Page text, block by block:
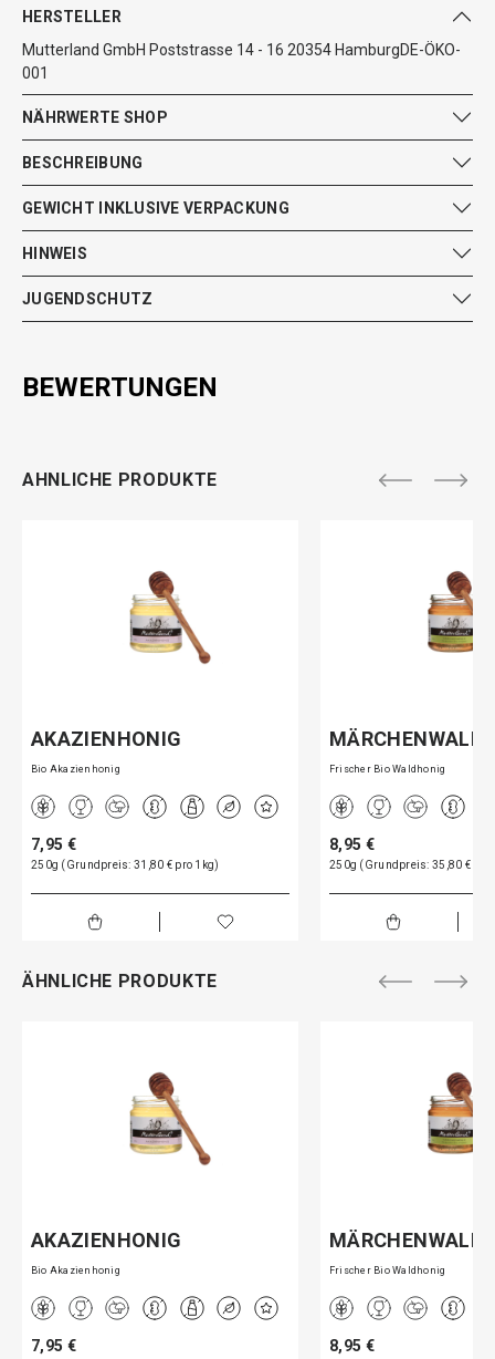
HERSTELLER
Mutterland GmbH Poststrasse 14 - 16 20354 HamburgDE-ÖKO-
001
NÄHRWERTE SHOP
BESCHREIBUNG
GEWICHT INKLUSIVE VERPACKUNG
HINWEIS
JUGENDSCHUTZ
BEWERTUNGEN
AHNLICHE PRODUKTE
AKAZIENHONIG
Bio Akazienhonig
7,95 €
250g (Grundpreis: 31,80 € pro 1kg)
MÄRCHENWALD
Frischer Bio Waldhonig
8,95 €
250g (Grundpreis: 35,80 € pro
ÄHNLICHE PRODUKTE
AKAZIENHONIG
Bio Akazienhonig
7,95 €
MÄRCHENWALD
Frischer Bio Waldhonig
8,95 €